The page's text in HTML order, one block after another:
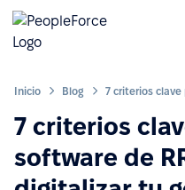
Inicio Blog
7 criterios
software de